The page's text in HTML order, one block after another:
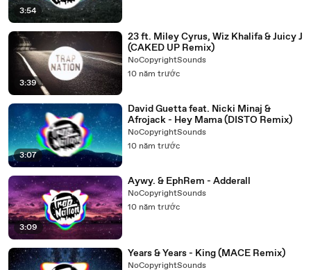
3:54
3:39
23 ft. Miley Cyrus, Wiz Khalifa & Juicy J
(CAKED UP Remix)
NoCopyrightSounds
10 năm trước
3:07
David Guetta feat. Nicki Minaj &
Afrojack - Hey Mama (DISTO Remix)
NoCopyrightSounds
10 năm trước
3:09
Aywy. & EphRem - Adderall
NoCopyrightSounds
10 năm trước
Years & Years - King (MACE Remix)
NoCopyrightSounds